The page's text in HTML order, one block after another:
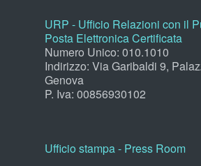
URP - Ufficio Relazioni con il
Posta Elettronica Certificata
Numero Unico: 010.1010
Indirizzo: Via Garibaldi 9,
Genova
P. Iva: 00856930102
Ufficio stampa - Press Room